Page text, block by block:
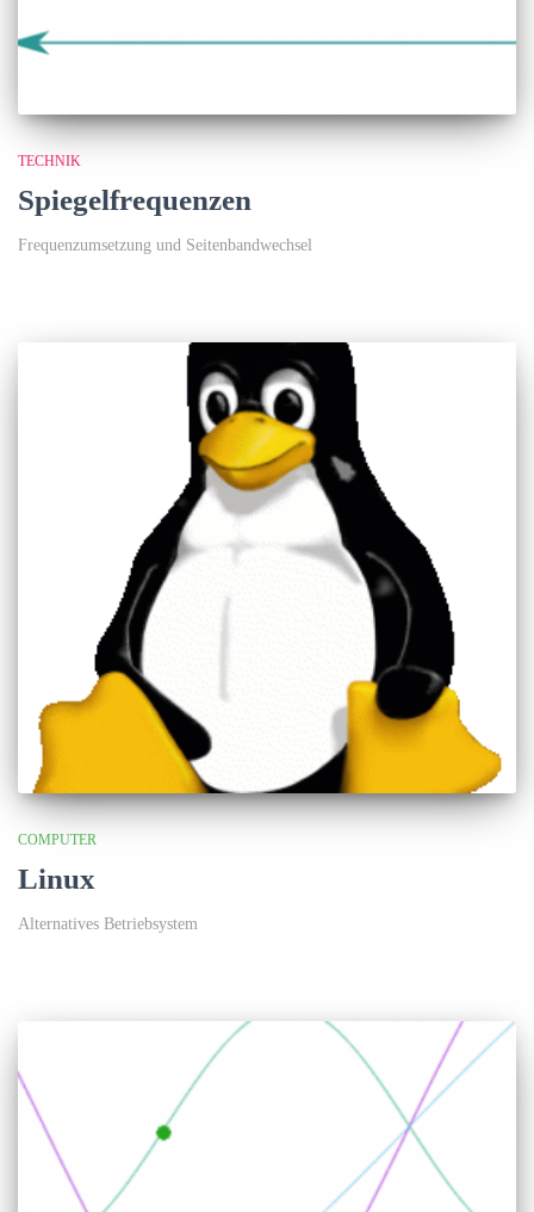
TECHNIK
Spiegelfrequenzen
Frequenzumsetzung und Seitenbandwechsel
COMPUTER
Linux
Alternatives Betriebsystem